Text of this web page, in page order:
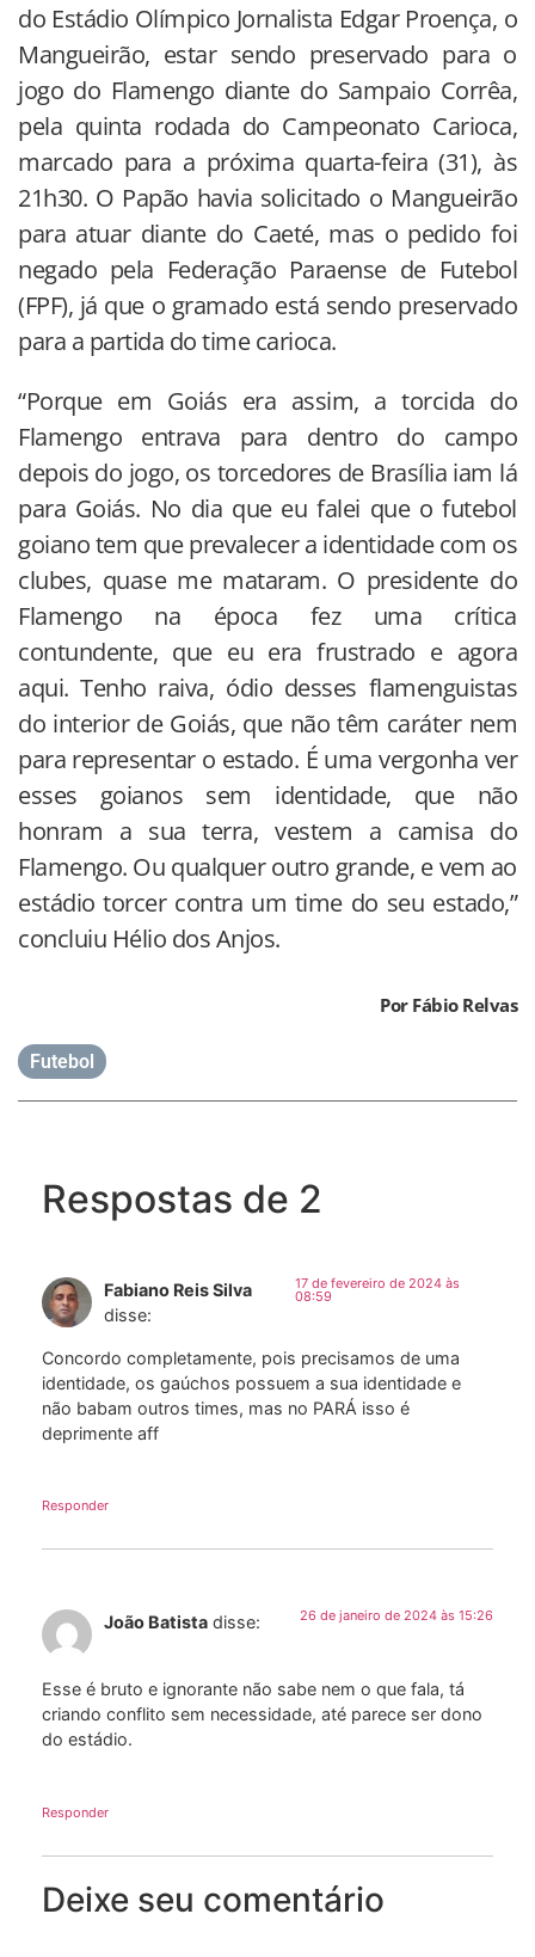
do Estádio Olímpico Jornalista Edgar Proença, o
Mangueirão, estar sendo preservado para o
jogo do Flamengo diante do Sampaio Corrêa,
pela quinta rodada do Campeonato Carioca,
marcado para a próxima quarta-feira (31), às
21h30. O Papão havia solicitado o Mangueirão
para atuar diante do Caeté, mas o pedido foi
negado pela Federação Paraense de Futebol
(FPF), já que o gramado está sendo preservado
para a partida do time carioca.
“Porque em Goiás era assim, a torcida do
Flamengo entrava para dentro do campo
depois do jogo, os torcedores de Brasília iam lá
para Goiás. No dia que eu falei que o futebol
goiano tem que prevalecer a identidade com os
clubes, quase me mataram. O presidente do
Flamengo na época fez uma crítica
contundente, que eu era frustrado e agora
aqui. Tenho raiva, ódio desses flamenguistas
do interior de Goiás, que não têm caráter nem
para representar o estado. É uma vergonha ver
esses goianos sem identidade, que não
honram a sua terra, vestem a camisa do
Flamengo. Ou qualquer outro grande, e vem ao
estádio torcer contra um time do seu estado,”
concluiu Hélio dos Anjos.
Por Fábio Relvas
Futebol
Respostas de 2
Fabiano Reis Silva
disse:
17 de fevereiro de 2024 às
08:59
Concordo completamente, pois precisamos de uma
identidade, os gaúchos possuem a sua identidade e
não babam outros times, mas no PARÁ isso é
deprimente aff
Responder
João Batista disse: 26 de janeiro de 2024 às 15:26
Esse é bruto e ignorante não sabe nem o que fala, tá
criando conflito sem necessidade, até parece ser dono
do estádio.
Responder
Deixe seu comentário